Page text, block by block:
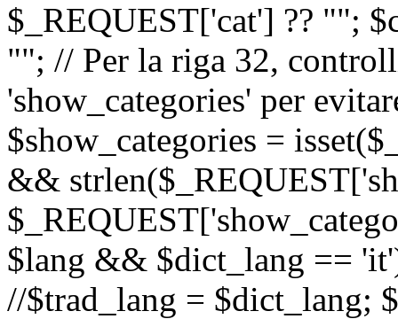
$_REQUEST['cat'] ?? "";
""; // Per la riga 32,
'show_categories' per
$show_categories =
&&
$lang && $dict_lang ==
//$trad_lang = $dict_lang;